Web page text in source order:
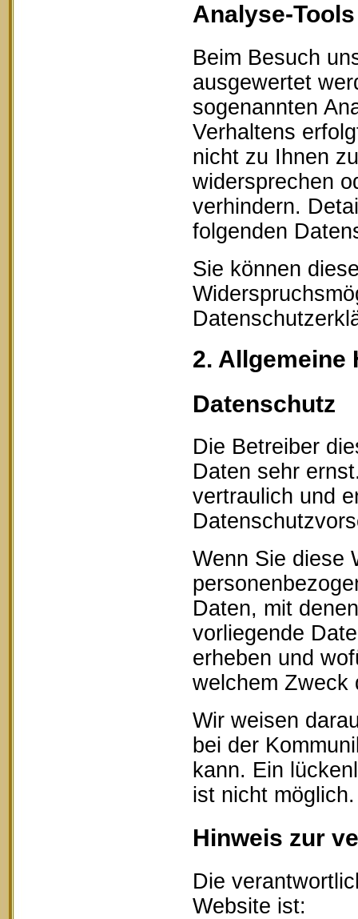
Analyse-
Beim Besuch
ausgewertet
sogenannten
Verhaltens
nicht zu Ihnen
widersprechen
verhindern.
folgenden
Sie können
2. Allgemeine
Datenschutz
Die Betreiber
Daten sehr
vertraulich und
Wenn Sie diese
Daten, mit
vorliegende
erheben und
welchem Zweck
Wir weisen
bei der
kann. Ein
ist nicht möglich.
Hinweis zur
Die
Website ist: